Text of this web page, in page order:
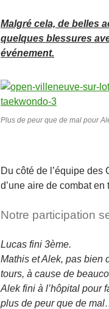
Malgré cela, de belles
quelques blessures
événement.
Plus de peur que de mal pour
Du côté de l’équipe
d’une aire de combat en
Notre participation
Lucas fini 3ème.
Mathis et Alek, pas bien
tours, à cause de
Alek fini à l’hôpital pour
plus de peur que de